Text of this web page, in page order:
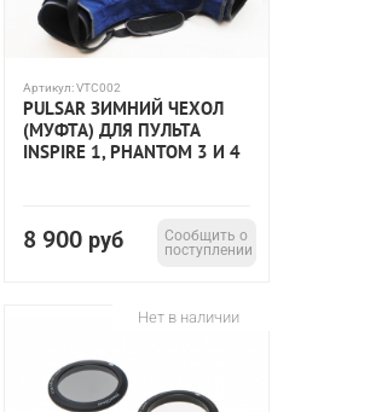
Артикул:VTC002
PULSAR ЗИМНИЙ ЧЕХОЛ
(МУФТА) ДЛЯ ПУЛЬТА
INSPIRE 1, PHANTOM 3 И 4
8 900 руб
Сообщить о
поступлении
Нет в наличии